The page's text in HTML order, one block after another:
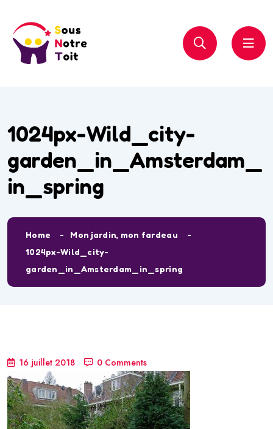
1024px-Wild_city-
garden_in_Amsterdam_
in_spring
Home
Mon jardin, mon fardeau
1024px-Wild_city-
garden_in_Amsterdam_in_spring
16 juillet 2018 0 Comments